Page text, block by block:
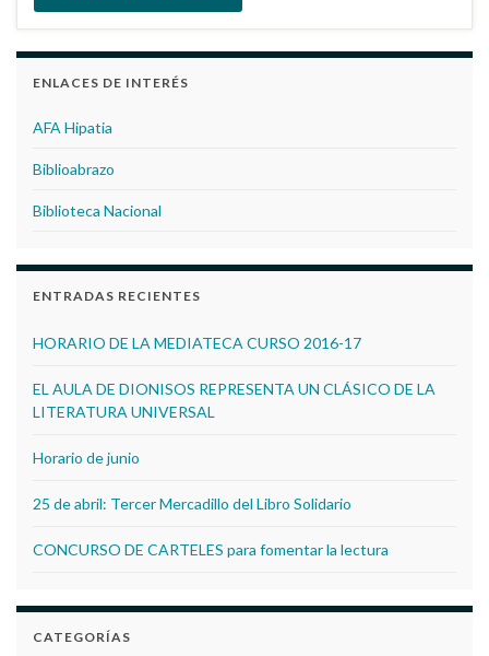
ENLACES DE INTERÉS
AFA Hipatia
Biblioabrazo
Biblioteca Nacional
ENTRADAS RECIENTES
HORARIO DE LA MEDIATECA CURSO 2016-17
EL AULA DE DIONISOS REPRESENTA UN CLÁSICO DE LA
LITERATURA UNIVERSAL
Horario de junio
25 de abril: Tercer Mercadillo del Libro Solidario
CONCURSO DE CARTELES para fomentar la lectura
CATEGORÍAS